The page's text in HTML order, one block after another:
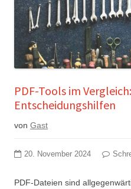
PDF-Tools im
Entscheidungshilfen
von Gast
20. November 2024
PDF-Dateien sind